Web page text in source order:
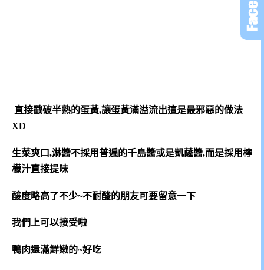
直接戳破半熟的蛋黃,讓蛋黃滿溢流出這是最邪惡的做法
XD
生菜爽口,淋醬不採用普遍的千島醬或是凱薩醬,而是採用檸
檬汁直接提味
酸度略高了不少~不耐酸的朋友可要留意一下
我們上可以接受啦
鴨肉還滿鮮嫩的~好吃